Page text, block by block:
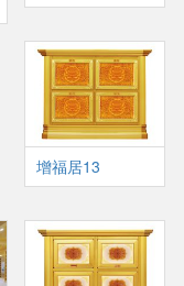
增福居13